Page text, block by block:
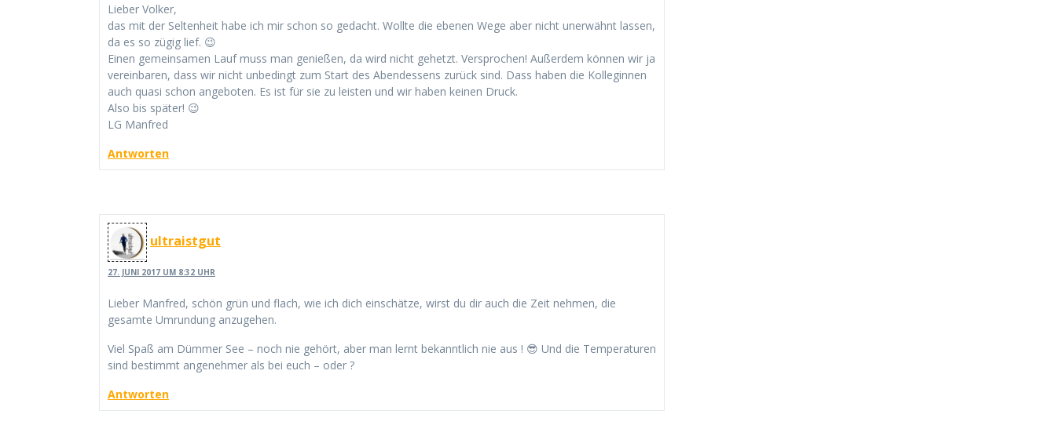
Lieber Volker,
das mit der Seltenheit habe ich mir schon so gedacht. Wollte die ebenen Wege aber nicht unerwähnt lassen,
da es so zügig lief. 😉
Einen gemeinsamen Lauf muss man genießen, da wird nicht gehetzt. Versprochen! Außerdem können wir ja
vereinbaren, dass wir nicht unbedingt zum Start des Abendessens zurück sind. Dass haben die Kolleginnen
auch quasi schon angeboten. Es ist für sie zu leisten und wir haben keinen Druck.
Also bis später! 😉
LG Manfred
Antworten
ultraistgut
27. JUNI 2017 UM 8:32 UHR
Lieber Manfred, schön grün und flach, wie ich dich einschätze, wirst du dir auch die Zeit nehmen, die
gesamte Umrundung anzugehen.
Viel Spaß am Dümmer See – noch nie gehört, aber man lernt bekanntlich nie aus ! 😎 Und die Temperaturen
sind bestimmt angenehmer als bei euch – oder ?
Antworten